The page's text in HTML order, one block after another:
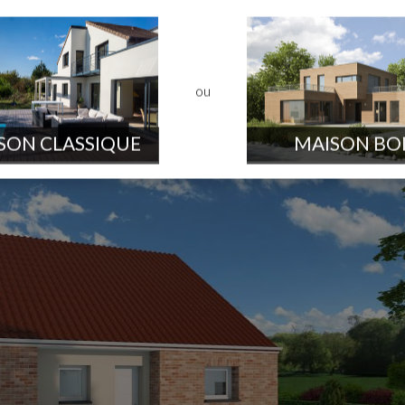
CLASSIQUE
ou
MAISON